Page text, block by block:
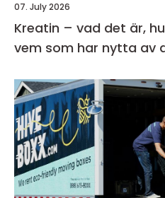
07. July 2026
Kreatin – vad det är,
vem som har nytta av